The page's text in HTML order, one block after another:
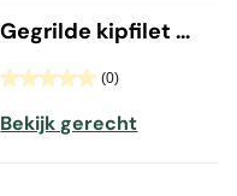
Gegrilde kipfilet gevuld met pesto mozzarella
(0)
Bekijk gerecht